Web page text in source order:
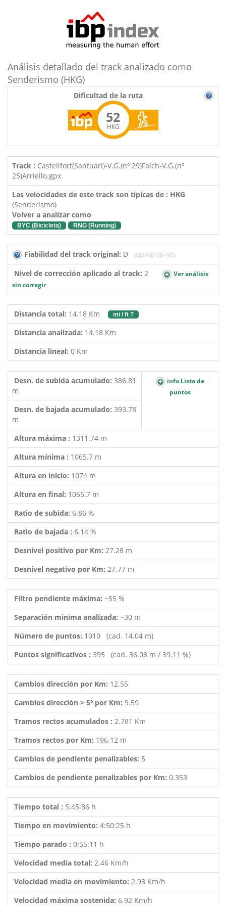
Análisis detallado del track analizado como
Senderismo (HKG)
Dificultad de la ruta
52
HKG
Track : Castellfort(Santuari)-V.G.(nº 29)Folch-V.G.(nº
25)Arriello.gpx
Las velocidades de este track son típicas de : HKG
(Senderismo)
Volver a analizar como
BYC (Bicicleta) RNG (Running)
Fiabilidad del track original: D (424/48/1/8/-/65)
Nivel de corrección aplicado al track: 2
Ver análisis
sin corregir
Distancia total: 14.18 Km mi / ft ?
Distancia analizada: 14.18 Km
Distancia lineal: 0 Km
Desn. de subida acumulado: 386.81
m
info Lista de
puntos
Desn. de bajada acumulado: 393.78
m
Altura máxima : 1311.74 m
Altura mínima : 1065.7 m
Altura en inicio: 1074 m
Altura en final: 1065.7 m
Ratio de subida: 6.86 %
Ratio de bajada : 6.14 %
Desnivel positivo por Km: 27.28 m
Desnivel negativo por Km: 27.77 m
Filtro pendiente máxima: ~55 %
Separación minima analizada: ~30 m
Número de puntos: 1010 (cad. 14.04 m)
Puntos significativos : 395 (cad. 36.08 m / 39.11 %)
Cambios dirección por Km: 12.55
Cambios dirección > 5º por Km: 9.59
Tramos rectos acumulados : 2.781 Km
Tramos rectos por Km: 196.12 m
Cambios de pendiente penalizables: 5
Cambios de pendiente penalizables por Km: 0.353
Tiempo total : 5:45:36 h
Tiempo en movimiento: 4:50:25 h
Tiempo parado : 0:55:11 h
Velocidad media total: 2.46 Km/h
Velocidad media en movimiento: 2.93 Km/h
Velocidad máxima sostenida: 6.92 Km/h